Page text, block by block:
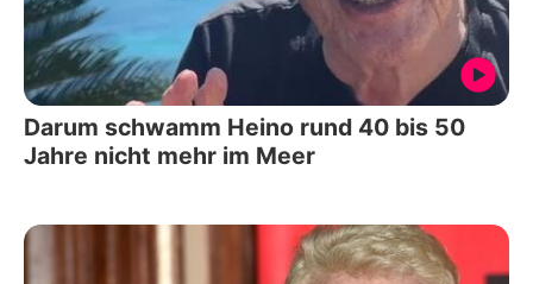
Darum schwamm Heino rund 40 bis 50
Jahre nicht mehr im Meer